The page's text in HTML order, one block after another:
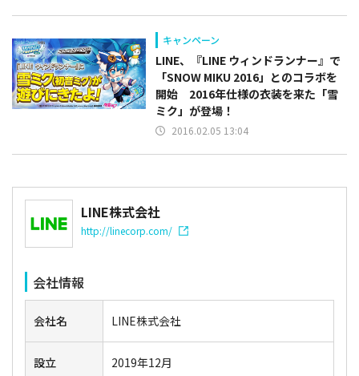
キャンペーン
LINE、『LINE ウィンドランナー』で
「SNOW MIKU 2016」とのコラボを
開始 2016年仕様の衣装を来た「雪
ミク」が登場！
2016.02.05 13:04
LINE株式会社
http://linecorp.com/
会社情報
会社名 LINE株式会社
設立 2019年12月